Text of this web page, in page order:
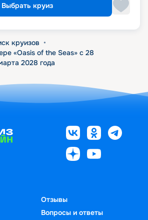
Выбрать круиз
круизов •
«Oasis of the Seas» с 28
2028 года
Отзывы
Вопросы и ответы